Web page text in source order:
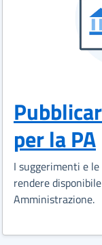
per la PA
I suggerimenti e
rendere
Amministrazione.